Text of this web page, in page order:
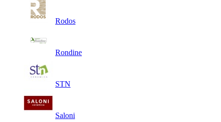
Rodos
Rondine
STN
Saloni